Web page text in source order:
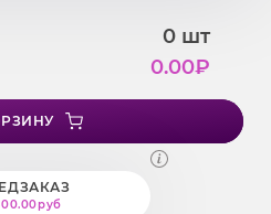
0 шт
0.00₽